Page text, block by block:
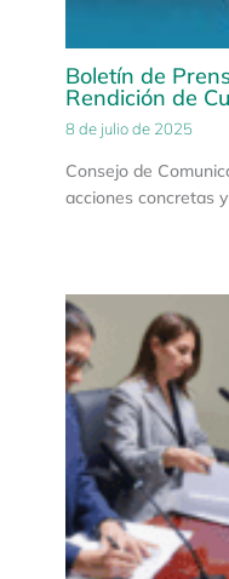
Boletín de
Rendición de
8 de julio de 2025
Consejo de
acciones concretas